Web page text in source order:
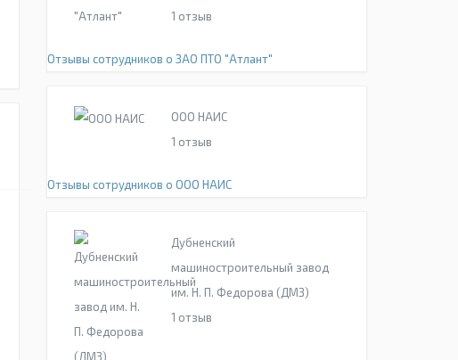
1 отзыв
Отзывы сотрудников о ЗАО ПТО "Атлант"
ООО НАИС
1 отзыв
Отзывы сотрудников о ООО НАИС
Дубненский
машиностроительный завод
им. Н. П. Федорова (ДМЗ)
1 отзыв